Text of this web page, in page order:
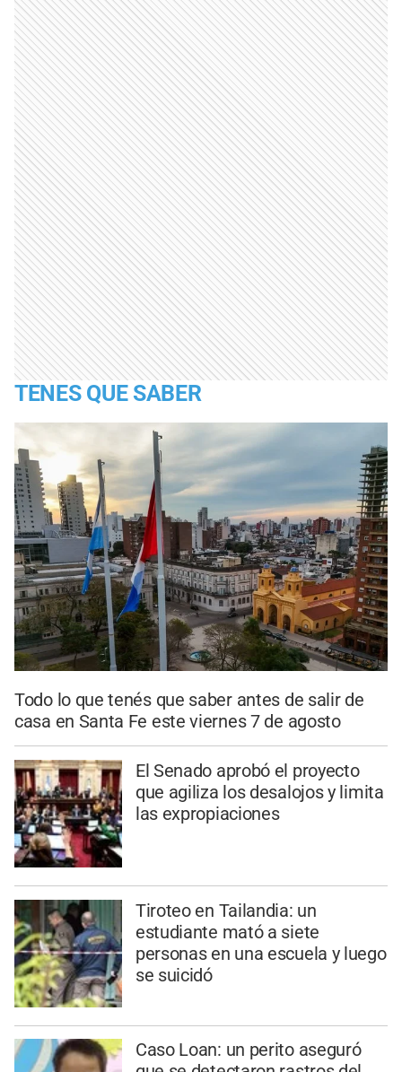
TENES QUE SABER
Todo lo que tenés que saber antes de salir de
casa en Santa Fe este viernes 7 de agosto
El Senado aprobó el proyecto
que agiliza los desalojos y limita
las expropiaciones
Tiroteo en Tailandia: un
estudiante mató a siete
personas en una escuela y luego
se suicidó
Caso Loan: un perito aseguró